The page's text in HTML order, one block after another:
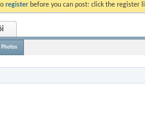
register before you can post: click the register
Photos